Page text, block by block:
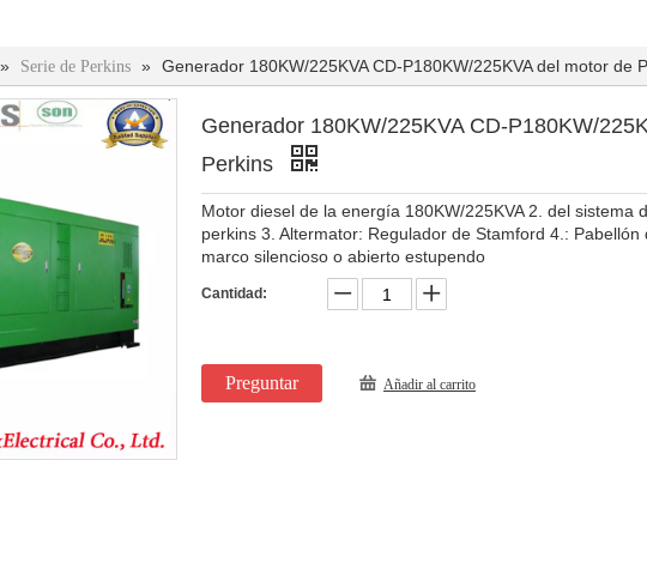
» Serie de Perkins » Generador 180KW/225KVA CD-P180KW/225KVA del motor de
Generador 180KW/225KVA CD-P180KW/
Perkins
Motor diesel de la energía 180KW/225KVA 2. del sistema
perkins 3. Altermator: Regulador de Stamford 4.:
marco silencioso o abierto estupendo
Cantidad:
Preguntar Añadir al carrito